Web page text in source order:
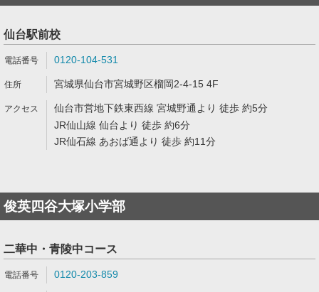
仙台駅前校
0120-104-531
宮城県仙台市宮城野区榴岡2-4-15 4F
仙台市営地下鉄東西線 宮城野通より 徒歩 約5分
JR仙山線 仙台より 徒歩 約6分
JR仙石線 あおば通より 徒歩 約11分
俊英四谷大塚小学部
二華中・青陵中コース
0120-203-859